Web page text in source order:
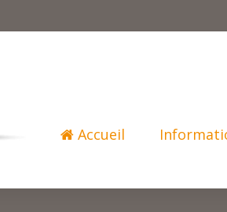
Accueil